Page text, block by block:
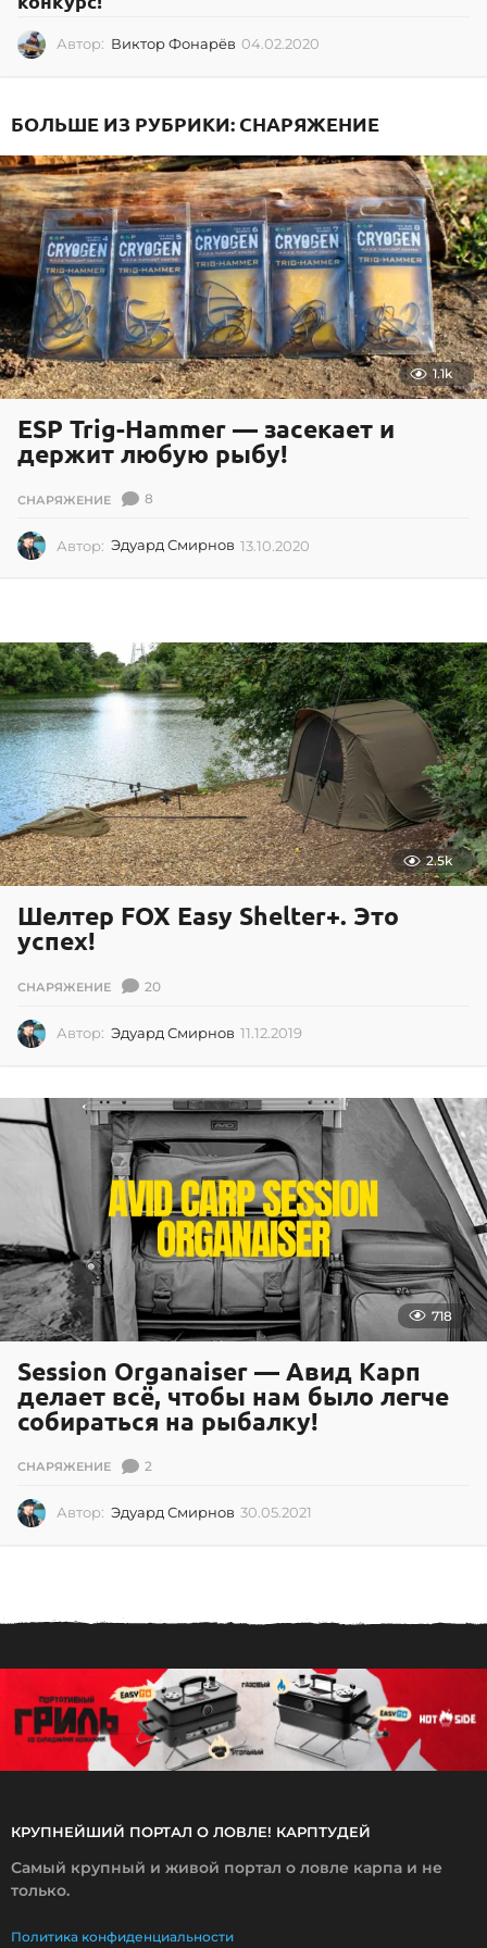
Автор: Виктор Фонарёв 04.02.2020
2
2
0
2
0
БОЛЬШЕ ИЗ РУБРИКИ: СНАРЯЖЕНИЕ
1.1k
ESP Trig-Hammer — засекает и
держит любую рыбу!
СНАРЯЖЕНИЕ 8
Автор: Эдуард Смирнов 13.10.2020
.
2
0
2
2.5k
Шелтер FOX Easy Shelter+. Это
успех!
СНАРЯЖЕНИЕ 20
Автор: Эдуард Смирнов 11.12.2019
1
2
2
0
1
9
718
Session Organaiser — Авид Карп
делает всё, чтобы нам было легче
собираться на рыбалку!
СНАРЯЖЕНИЕ 2
Автор: Эдуард Смирнов 30.05.2021
2
1
КРУПНЕЙШИЙ ПОРТАЛ О ЛОВЛЕ! КАРПТУДЕЙ
Самый крупный и живой портал о ловле карпа и не
только.
Политика конфиденциальности